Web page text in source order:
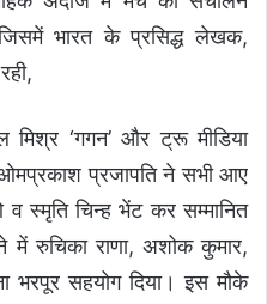
जिसमें भारत के प्रसिद्ध लेखक,
‘गगन’ और ट्रू मीडिया
प्रजापति ने सभी आए
स्मृति चिन्ह भेंट कर सम्मानित
में रुचिका राणा, अशोक कुमार,
भरपूर सहयोग दिया। इस मौके